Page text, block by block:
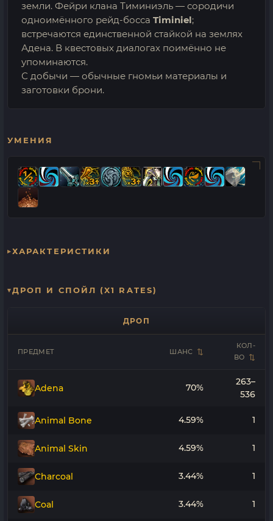
земли. Фейри клана Тиминиэль — сородичи
одноимённого рейд-босса Timiniel;
встречаются единственной стайкой на землях
Адена. В квестовых диалогах поимённо не
упоминаются.
С добычи — обычные гномьи материалы и
заготовки брони.
УМЕНИЯ
ХАРАКТЕРИСТИКИ
ДРОП И СПОЙЛ (X1 RATES)
ДРОП
ПРЕДМЕТ ШАНС
КОЛ-
ВО
Adena 70%
263–
536
Animal Bone 4.59% 1
Animal Skin 4.59% 1
Charcoal 3.44% 1
Coal 3.44% 1